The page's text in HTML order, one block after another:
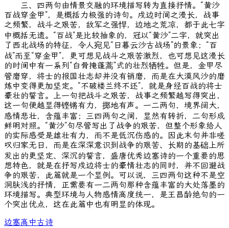
三、四两句由情景交融的环境描写转为直接抒情。“黄沙
百战穿金甲”，是概括力极强的诗句。戍边时间之漫长，战事
之频繁，战斗之艰苦，敌军之强悍，边地之荒凉，都于此七字
中概括无遗。“百战”是比较抽象的，冠以“黄沙”二字，就突出
了西北战场的特征，令人宛见“日暮云沙古战场”的景象；“百
战”而至“穿金甲”，更可想见战斗之艰苦激烈，也可想见这漫长
的时间中有一系列“白骨掩蓬蒿”式的壮烈牺牲。但是，金甲尽
管磨穿，将士的报国壮志却并没有销磨，而是在大漠风沙的磨
炼中变得更加坚定。“不破楼兰终不还”，就是身经百战的将士
豪壮的誓言。上一句把战斗之艰苦，战事之频繁越写得突出，
这一句便越显得铿锵有力，掷地有声。一二两句，境界阔大，
感情悲壮，含蕴丰富；三四两句之间，显然有转折，二句形成
鲜明对照。“黄沙”句尽管写出了战争的艰苦，但整个形象给人
的实际感受是雄壮有力，而不是低沉伤感的。因此末句并非嗟
叹归家无日，而是在深深意识到战争的艰苦、长期的基础上所
发出的更坚定、深沉的誓言，盛唐优秀边塞诗的一个重要的思
想特色，就是在抒写戍边将士的豪情壮志的同时，并不回避战
争的艰苦，此篇就是一个显例。可以说，三四两句这种不是空
洞肤浅的抒情，正需要有一二两句那种含蕴丰富的大处落墨的
环境描写。典型环境与人物感情高度统一，是王昌龄绝句的一
个突出优点，这在此篇中也有明显的体现。
边塞高中古诗